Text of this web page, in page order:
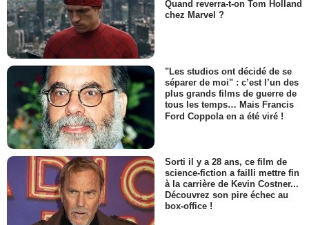
Quand reverra-t-on Tom Holland
chez Marvel ?
"Les studios ont décidé de se
séparer de moi" : c’est l’un des
plus grands films de guerre de
tous les temps… Mais Francis
Ford Coppola en a été viré !
Sorti il y a 28 ans, ce film de
science-fiction a failli mettre fin
à la carrière de Kevin Costner...
Découvrez son pire échec au
box-office !